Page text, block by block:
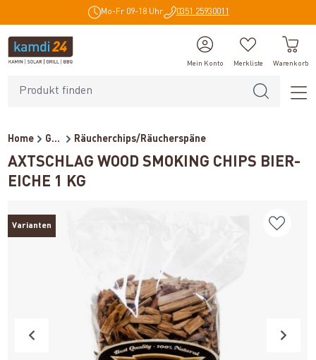
Mo-Fr 09-18 Uhr 0351 25930011
Mein Konto Merkliste Warenkorb
Home Grillzubehör Räucherchips/Räucherspäne
AXTSCHLAG WOOD SMOKING CHIPS BIER-
EICHE 1 KG
Varianten